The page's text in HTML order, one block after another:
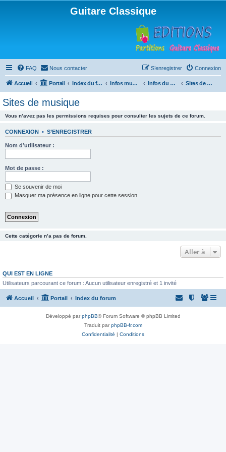
Guitare Classique
FAQ Nous contacter Connexion
S’enregistrer
Accueil Portail Index du forum Infos musicales Infos du Web Sites de musique
Sites de musique
Vous n’avez pas les permissions requises pour consulter les sujets de ce forum.
CONNEXION • S’ENREGISTRER
Nom d’utilisateur :
Mot de passe :
Se souvenir de moi
Masquer ma présence en ligne pour cette session
Cette catégorie n’a pas de forum.
Aller à
QUI EST EN LIGNE
Utilisateurs parcourant ce forum : Aucun utilisateur enregistré et 1 invité
Accueil Portail Index du forum
Développé parphpBB® Forum Software © phpBB Limited
Traduit parphpBB-fr.com
Confidentialité | Conditions